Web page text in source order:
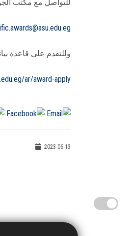
للتواصل مع مكتب
وللتقدم على قاعدة
ar/award-apply
2023-06-13